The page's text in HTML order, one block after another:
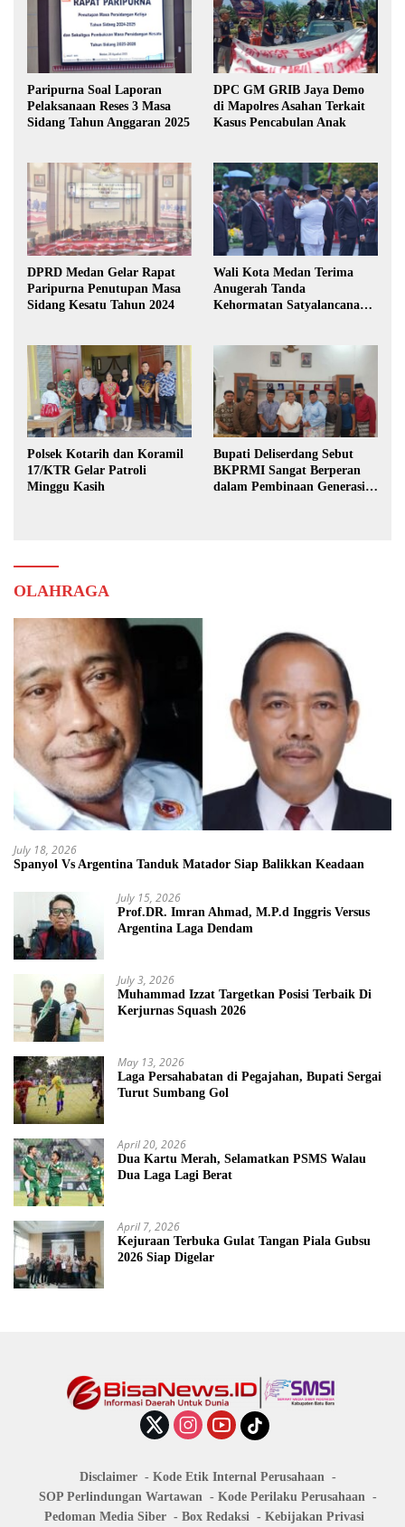
Paripurna Soal Laporan
Pelaksanaan Reses 3 Masa
Sidang Tahun Anggaran 2025
DPC GM GRIB Jaya Demo
di Mapolres Asahan Terkait
Kasus Pencabulan Anak
DPRD Medan Gelar Rapat
Paripurna Penutupan Masa
Sidang Kesatu Tahun 2024
Wali Kota Medan Terima
Anugerah Tanda
Kehormatan Satyalancana
Polsek Kotarih dan Koramil
17/KTR Gelar Patroli
Minggu Kasih
Bupati Deliserdang Sebut
BKPRMI Sangat Berperan
dalam Pembinaan Generasi
OLAHRAGA
July 18, 2026
Spanyol Vs Argentina Tanduk Matador Siap Balikkan Keadaan
July 15, 2026
Prof.DR. Imran Ahmad, M.P.d Inggris Versus
Argentina Laga Dendam
July 3, 2026
Muhammad Izzat Targetkan Posisi Terbaik Di
Kerjurnas Squash 2026
May 13, 2026
Laga Persahabatan di Pegajahan, Bupati Sergai
Turut Sumbang Gol
April 20, 2026
Dua Kartu Merah, Selamatkan PSMS Walau
Dua Laga Lagi Berat
April 7, 2026
Kejuraan Terbuka Gulat Tangan Piala Gubsu
2026 Siap Digelar
Disclaimer
Kode Etik Internal Perusahaan
SOP Perlindungan Wartawan
Kode Perilaku Perusahaan
Pedoman Media Siber
Box Redaksi Kebijakan Privasi